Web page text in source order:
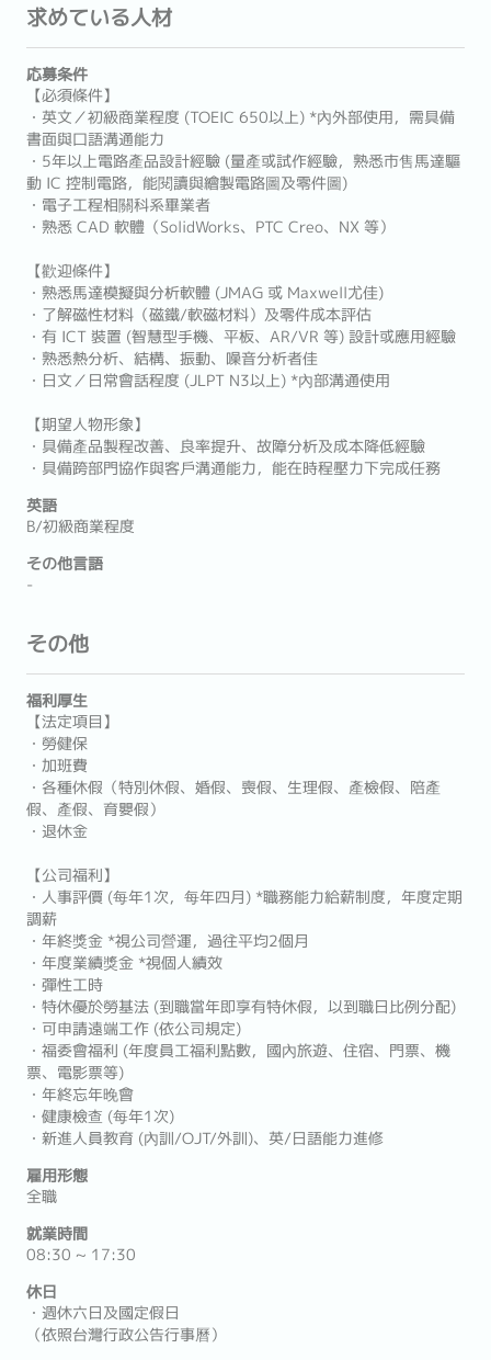
求めている人材
応募条件
【必須條件】
・英文／初級商業程度 (TOEIC 650以上) *內外部使用，需具備
書面與口語溝通能力
・5年以上電路產品設計經驗 (量產或試作經驗，熟悉市售馬達驅
動 IC 控制電路，能閱讀與繪製電路圖及零件圖)
・電子工程相關科系畢業者
・熟悉 CAD 軟體（SolidWorks、PTC Creo、NX 等）
【歡迎條件】
・熟悉馬達模擬與分析軟體 (JMAG 或 Maxwell尤佳)
・了解磁性材料（磁鐵/軟磁材料）及零件成本評估
・有 ICT 裝置 (智慧型手機、平板、AR/VR 等) 設計或應用經驗
・熟悉熱分析、結構、振動、噪音分析者佳
・日文／日常會話程度 (JLPT N3以上) *內部溝通使用
【期望人物形象】
・具備產品製程改善、良率提升、故障分析及成本降低經驗
・具備跨部門協作與客戶溝通能力，能在時程壓力下完成任務
英語
B/初級商業程度
その他言語
-
その他
福利厚生
【法定項目】
・勞健保
・加班費
・各種休假（特別休假、婚假、喪假、生理假、產檢假、陪產
假、產假、育嬰假）
・退休金
【公司福利】
・人事評價 (每年1次，每年四月) *職務能力給薪制度，年度定期
調薪
・年終獎金 *視公司營運，過往平均2個月
・年度業績獎金 *視個人績效
・彈性工時
・特休優於勞基法 (到職當年即享有特休假，以到職日比例分配)
・可申請遠端工作 (依公司規定)
・福委會福利 (年度員工福利點數，國內旅遊、住宿、門票、機
票、電影票等)
・年終忘年晚會
・健康檢查 (每年1次)
・新進人員教育 (內訓/OJT/外訓)、英/日語能力進修
雇用形態
全職
就業時間
08:30 ~ 17:30
休日
・週休六日及國定假日
（依照台灣行政公告行事曆）